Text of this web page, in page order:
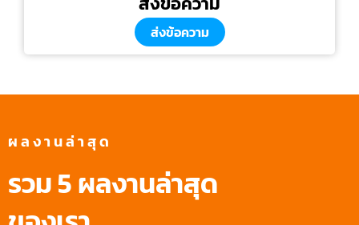
ส่งข้อความ
ผลงานล่าสุด
รวม 5 ผลงานล่าสุด